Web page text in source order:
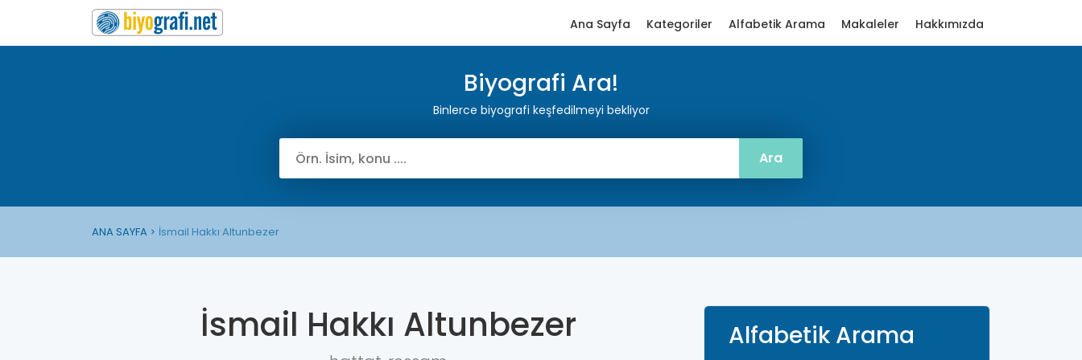
Ana Sayfa Kategoriler Alfabetik Arama Makaleler Hakkımızda
Biyografi Ara!
Binlerce biyografi keşfedilmeyi bekliyor
ANA SAYFA İsmail Hakkı Altunbezer
İsmail Hakkı Altunbezer Alfabetik Arama